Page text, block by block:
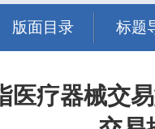
版面目录 标题
医疗器械交